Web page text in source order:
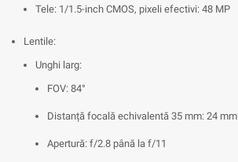
Tele: 1/1.5-inch CMOS, pixeli efectivi: 48 MP
Lentile:
Unghi larg:
FOV: 84°
Distanță focală echivalentă 35 mm: 24 mm
Apertură: f/2.8 până la f/11